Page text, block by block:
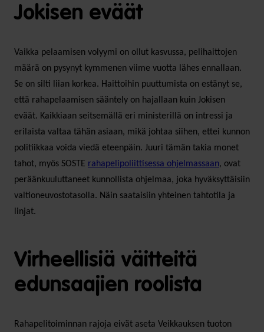
Jokisen eväät
Vaikka pelaamisen volyymi on ollut kasvussa, pelihaittojen
määrä on pysynyt kymmenen viime vuotta lähes ennallaan.
Se on silti liian korkea. Haittoihin puuttumista on estänyt se,
että rahapelaamisen sääntely on hajallaan kuin Jokisen
eväät. Kaikkiaan seitsemällä eri ministerillä on intressi ja
erilaista valtaa tähän asiaan, mikä johtaa siihen, ettei kunnon
politiikkaa voida viedä eteenpäin. Juuri tämän takia monet
tahot, myös SOSTE rahapelipoliittisessa ohjelmassaan, ovat
peräänkuuluttaneet kunnollista ohjelmaa, joka hyväksyttäisiin
valtioneuvostotasolla. Näin saataisiin yhteinen tahtotila ja
linjat.
Virheellisiä väitteitä
edunsaajien roolista
Rahapelitoiminnan rajoja eivät aseta Veikkauksen tuoton